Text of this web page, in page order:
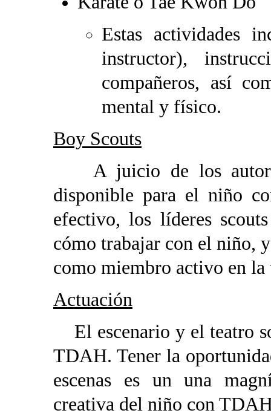
Estas actividades
instructor),
compañeros, así
mental y físico.
Boy Scouts
A juicio de los
disponible para el niño
efectivo, los líderes
cómo trabajar con el niño,
como miembro activo en la
Actuación
El escenario y el teatro
TDAH. Tener la
escenas es un una
creativa del niño con